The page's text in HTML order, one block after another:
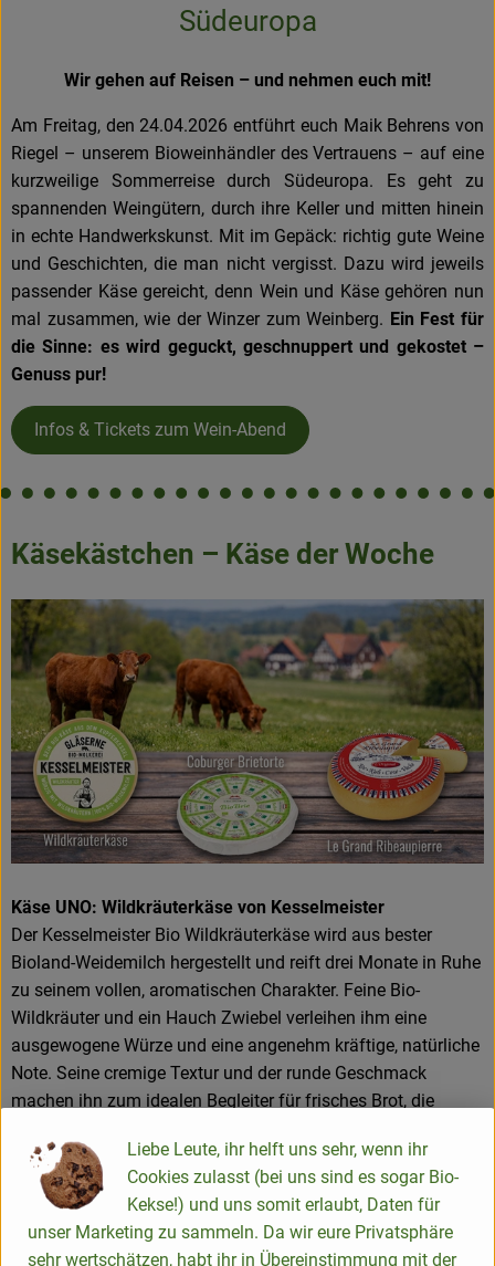
Südeuropa
Wir gehen auf Reisen – und nehmen euch mit!
Am Freitag, den 24.04.2026 entführt euch Maik Behrens von
Riegel – unserem Bioweinhändler des Vertrauens – auf eine
kurzweilige Sommerreise durch Südeuropa. Es geht zu
spannenden Weingütern, durch ihre Keller und mitten hinein
in echte Handwerkskunst. Mit im Gepäck: richtig gute Weine
und Geschichten, die man nicht vergisst. Dazu wird jeweils
passender Käse gereicht, denn Wein und Käse gehören nun
mal zusammen, wie der Winzer zum Weinberg. Ein Fest für
die Sinne: es wird geguckt, geschnuppert und gekostet –
Genuss pur!
Infos & Tickets zum Wein-Abend
Käsekästchen – Käse der Woche
Käse UNO: Wildkräuterkäse von Kesselmeister
Der Kesselmeister Bio Wildkräuterkäse wird aus bester
Bioland-Weidemilch hergestellt und reift drei Monate in Ruhe
zu seinem vollen, aromatischen Charakter. Feine Bio-
Wildkräuter und ein Hauch Zwiebel verleihen ihm eine
ausgewogene Würze und eine angenehm kräftige, natürliche
Note. Seine cremige Textur und der runde Geschmack
machen ihn zum idealen Begleiter für frisches Brot, die
– handwerklich gereift und voller Weidearoma.
Käsekiste Uno im Shop
Liebe Leute, ihr helft uns sehr, wenn ihr
Cookies zulasst (bei uns sind es sogar Bio-
Kekse!) und uns somit erlaubt, Daten für
unser Marketing zu sammeln. Da wir eure Privatsphäre
sehr wertschätzen, habt ihr in Übereinstimmung mit der